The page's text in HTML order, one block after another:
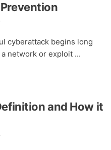
cyberattack begins long
network or exploit ...
and How it